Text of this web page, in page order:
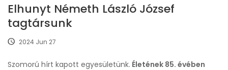
Elhunyt Németh László József
tagtársunk
2024 Jun 27
Szomorú hírt kapott egyesületünk. Életének 85. évében